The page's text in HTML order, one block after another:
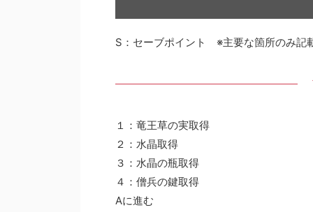
S：セーブポイント ※主要な箇所のみ記
１：竜王草の実取得
２：水晶取得
３：水晶の瓶取得
４：僧兵の鍵取得
Aに進む